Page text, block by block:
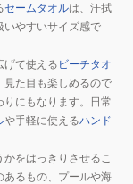
セームタオルは、汗拭
いやすいサイズ感で
げて使える ビーチタオ
見た目も楽しめるので
にもなります。日常
や手軽に使えるハンド
をはっきりさせるこ
あるもの、プールや海